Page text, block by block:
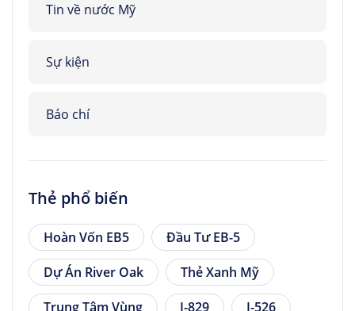
Tin về nước Mỹ
Sự kiện
Báo chí
Thẻ phổ biến
Hoàn Vốn EB5
Đầu Tư EB-5
Dự Án River Oak
Thẻ Xanh Mỹ
Trung Tâm Vùng
I-829 I-526